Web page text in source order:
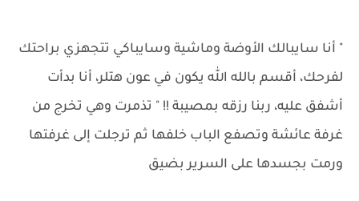
" أنا سايبالك الأوضة وماشية وسايباكي تتجهزي براحتك
لفرحك، أقسم بالله الله يكون في عون هتلر، أنا بدأت
أشفق عليه، ربنا رزقه بمصيبة !! " تذمرت وهي تخرج من
غرفة عائشة وتصفع الباب خلفها ثم ترجلت إلى غرفتها
ورمت بجسدها على السرير بضيق